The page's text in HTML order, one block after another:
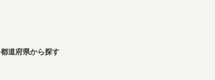
道府県から探す